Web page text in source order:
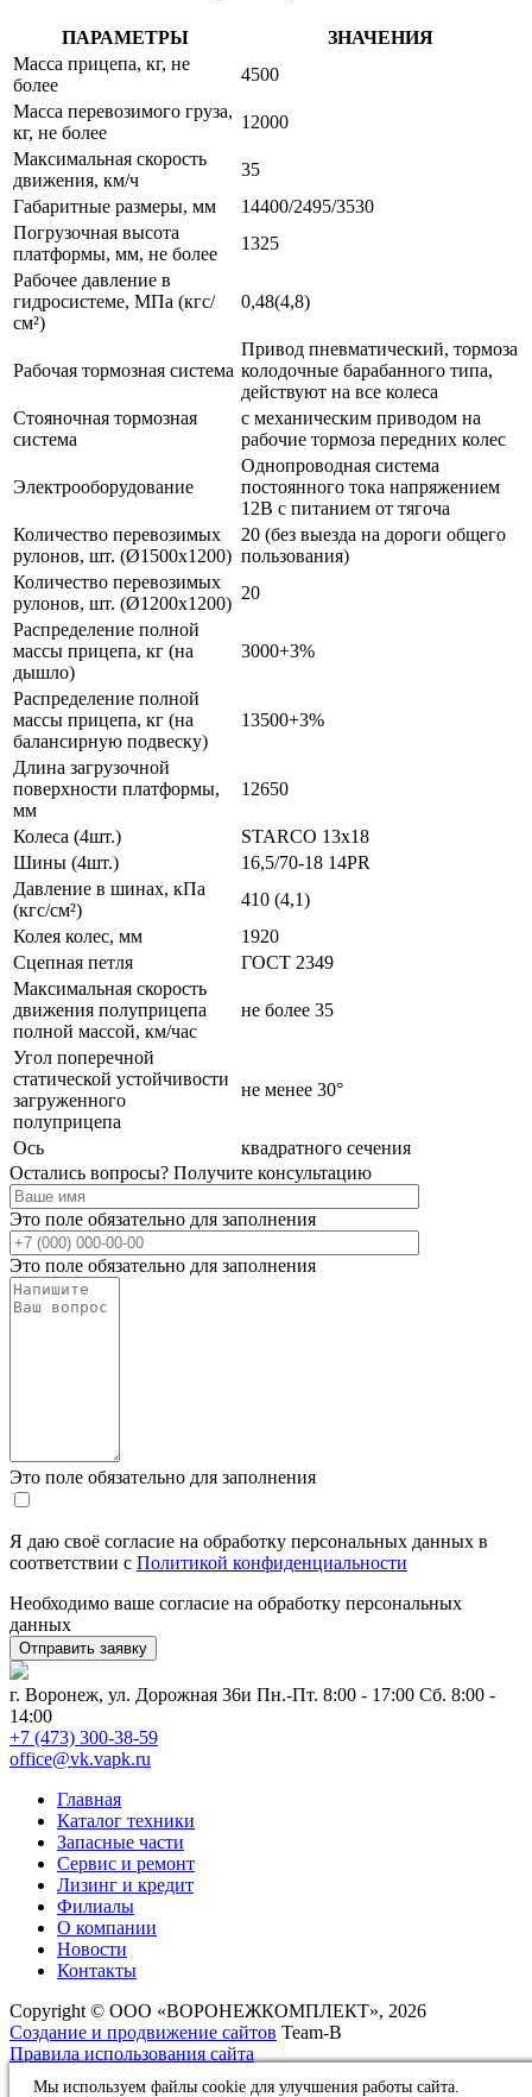
ПАРАМЕТРЫ
ЗНАЧЕНИЯ
Масса прицепа, кг, не
более
4500
Масса перевозимого груза,
кг, не более
12000
Максимальная скорость
движения, км/ч
35
Габаритные размеры, мм
14400/2495/3530
Погрузочная высота
платформы, мм, не более
1325
Рабочее давление в
гидросистеме, МПа (кгс/
см²)
0,48(4,8)
Рабочая тормозная система
Привод пневматический, тормоза
колодочные барабанного типа,
действуют на все колеса
Стояночная тормозная
система
с механическим приводом на
рабочие тормоза передних колес
Электрооборудование
Однопроводная система
постоянного тока напряжением
12В с питанием от тягоча
Количество перевозимых
рулонов, шт. (Ø1500х1200)
20 (без выезда на дороги общего
пользования)
Количество перевозимых
рулонов, шт. (Ø1200х1200)
20
Распределение полной
массы прицепа, кг (на
дышло)
3000+3%
Распределение полной
массы прицепа, кг (на
балансирную подвеску)
13500+3%
Длина загрузочной
поверхности платформы,
мм
12650
Колеса (4шт.)
STARCO 13x18
Шины (4шт.)
16,5/70-18 14PR
Давление в шинах, кПа
(кгс/см²)
410 (4,1)
Колея колес, мм
1920
Сцепная петля
ГОСТ 2349
Максимальная скорость
движения полуприцепа
полной массой, км/час
не более 35
Угол поперечной
статической устойчивости
загруженного
полуприцепа
не менее 30°
Ось
квадратного сечения
Остались вопросы? Получите консультацию
Это поле обязательно для заполнения
Это поле обязательно для заполнения
Это поле обязательно для заполнения
Я даю своё согласие на обработку персональных данных в
соответствии с Политикой конфиденциальности
Необходимо ваше согласие на обработку персональных
данных
г. Воронеж, ул. Дорожная 36и Пн.-Пт. 8:00 - 17:00 Сб. 8:00 -
14:00
+7 (473) 300-38-59
office@vk.vapk.ru
Главная
Каталог техники
Запасные части
Сервис и ремонт
Лизинг и кредит
Филиалы
О компании
Новости
Контакты
Copyright © ООО «ВОРОНЕЖКОМПЛЕКТ», 2026
Создание и продвижение сайтов Team-B
Правила использования сайта
Мы используем файлы cookie для улучшения работы сайта.